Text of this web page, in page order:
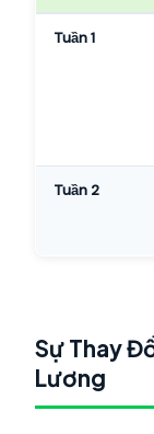
Tuần 1
Tuần 2
Sự Thay
Lương